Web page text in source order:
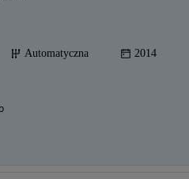
Automatyczna 2014